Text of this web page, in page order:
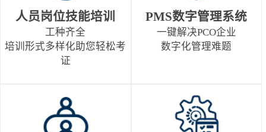
人员岗位技能培训
工种齐全
培训形式多样化助您轻松考
证
PMS数字管理系统
一键解决PCO企业
数字化管理难题